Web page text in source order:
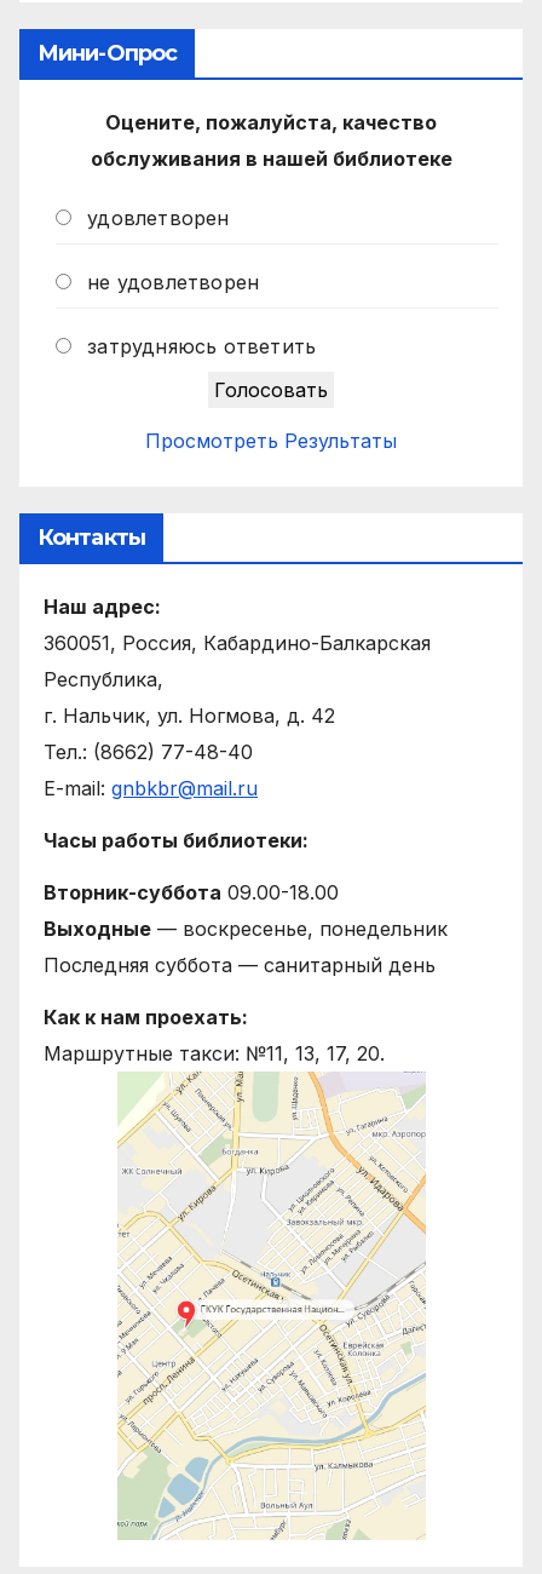
Мини-Опрос
Оцените, пожалуйста, качество
обслуживания в нашей библиотеке
удовлетворен
не удовлетворен
затрудняюсь ответить
Просмотреть Результаты
Контакты
Наш адрес:
360051, Россия, Кабардино-Балкарская
Республика,
г. Нальчик, ул. Ногмова, д. 42
Тел.: (8662) 77-48-40
E-mail: gnbkbr@mail.ru
Часы работы библиотеки:
Вторник-суббота 09.00-18.00
Выходные — воскресенье, понедельник
Последняя суббота — санитарный день
Как к нам проехать:
Маршрутные такси: №11, 13, 17, 20.